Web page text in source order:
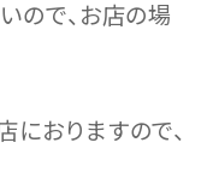
ので、お店の場
おりますので、